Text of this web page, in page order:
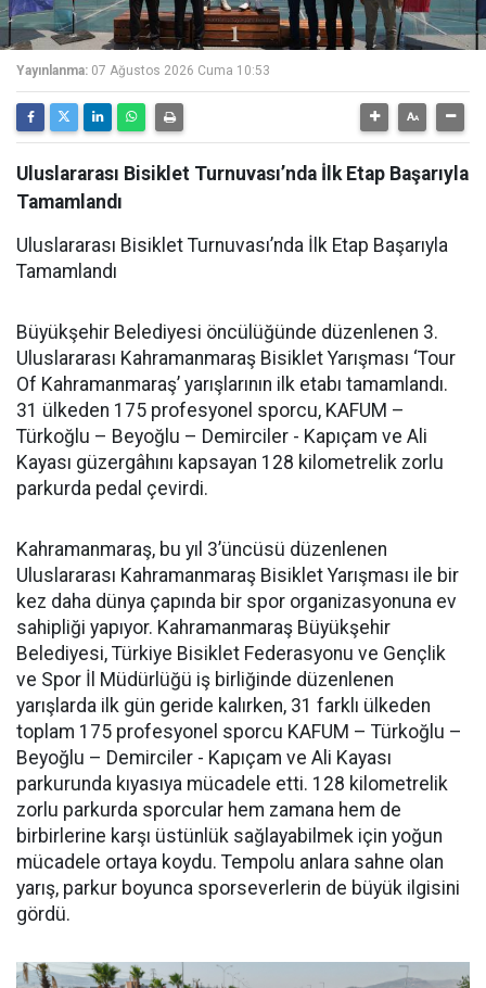
Yayınlanma: 07 Ağustos 2026 Cuma 10:53
Uluslararası Bisiklet Turnuvası’nda İlk Etap Başarıyla
Tamamlandı
Uluslararası Bisiklet Turnuvası’nda İlk Etap Başarıyla
Tamamlandı
Büyükşehir Belediyesi öncülüğünde düzenlenen 3.
Uluslararası Kahramanmaraş Bisiklet Yarışması ‘Tour
Of Kahramanmaraş’ yarışlarının ilk etabı tamamlandı.
31 ülkeden 175 profesyonel sporcu, KAFUM –
Türkoğlu – Beyoğlu – Demirciler - Kapıçam ve Ali
Kayası güzergâhını kapsayan 128 kilometrelik zorlu
parkurda pedal çevirdi.
Kahramanmaraş, bu yıl 3’üncüsü düzenlenen
Uluslararası Kahramanmaraş Bisiklet Yarışması ile bir
kez daha dünya çapında bir spor organizasyonuna ev
sahipliği yapıyor. Kahramanmaraş Büyükşehir
Belediyesi, Türkiye Bisiklet Federasyonu ve Gençlik
ve Spor İl Müdürlüğü iş birliğinde düzenlenen
yarışlarda ilk gün geride kalırken, 31 farklı ülkeden
toplam 175 profesyonel sporcu KAFUM – Türkoğlu –
Beyoğlu – Demirciler - Kapıçam ve Ali Kayası
parkurunda kıyasıya mücadele etti. 128 kilometrelik
zorlu parkurda sporcular hem zamana hem de
birbirlerine karşı üstünlük sağlayabilmek için yoğun
mücadele ortaya koydu. Tempolu anlara sahne olan
yarış, parkur boyunca sporseverlerin de büyük ilgisini
gördü.